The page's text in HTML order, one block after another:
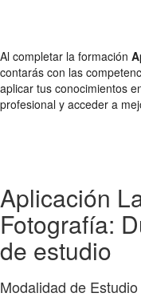
Al completar la formación
contarás con las
aplicar tus conocimientos
profesional y acceder a
Aplicación
Fotografía:
de estudio
Modalidad de Estudio